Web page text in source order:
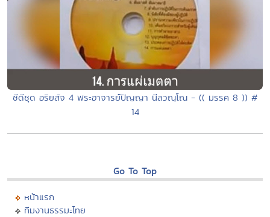
ซีดีชุด อริยสัจ 4 พระอาจารย์ปัญญา นีลวณฺโณ - (( มรรค 8 )) #
14
Go To Top
หน้าแรก
ทีมงานธรรมะไทย